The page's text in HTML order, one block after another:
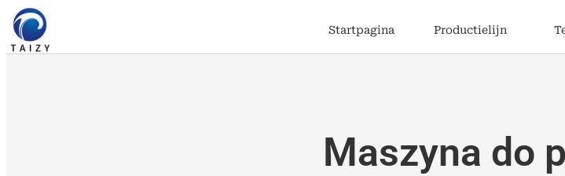
Startpagina Productielijn
Maszyna do